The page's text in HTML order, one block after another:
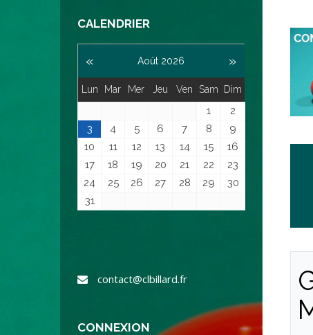
CALENDRIER
« Août 2026 »
Lun Mar Mer Jeu Ven Sam Dim
1
2
3
4 5 6 7 8
9
10
11 12 13 14 15
16
17
18 19 20 21 22
23
24
25 26 27 28 29
30
31
contact@clbillard.fr
CONNEXION